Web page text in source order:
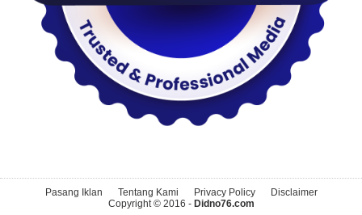
Pasang Iklan Tentang Kami Privacy Policy
Disclaimer
Copyright © 2016 - Didno76.com